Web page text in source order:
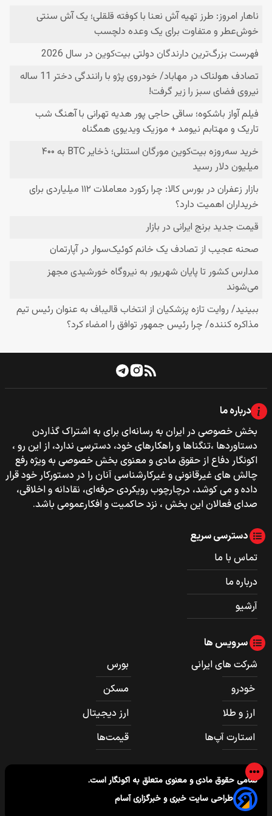
درباره ما
بخش خصوصی‌‌ در ایران به رسانه‌ای برای به اشتراک گذاردن
دستاوردها ،تنگناها و راهکارهای خود، دسترسی ندارد، از این رو ،
اکونگار دفاع از حقوق مادی و معنوی بخش خصوصی به ویژه رفع
چالش های غیرقانونی و غیرکارشناسی آنان را در دستورکار خود قرار
داده و می کوشد، درچارچوب رویکردی حرفه‌ای، نقادانه و اخلاقی،
صدای فعالان این بخش ، نزد حاکمیت و افکارعمومی باشد.
دسترسی سریع
تماس با ما
درباره ما
آرشیو
سرویس ها
شرکت های ایرانی
بورس
خودرو
مسکن
ارز و طلا
ارز دیجیتال
استارت آپ‌ها
قیمت‌ها
تمامی حقوق مادی و معنوی متعلق به اکونگاراست.
طراحی سایت خبری و خبرگزاری آسام